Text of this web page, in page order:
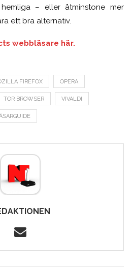
– eller åtminstone mer
ett bra alternativ.
webbläsare här.
FIREFOX OPERA
TOR BROWSER VIVALDI